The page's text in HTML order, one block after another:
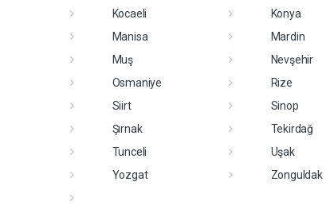
Kocaeli Konya
Manisa Mardin
Muş Nevşehir
Osmaniye Rize
Siirt Sinop
Şırnak Tekirdağ
Tunceli Uşak
Yozgat Zonguldak